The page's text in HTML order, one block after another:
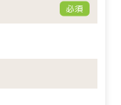
必須